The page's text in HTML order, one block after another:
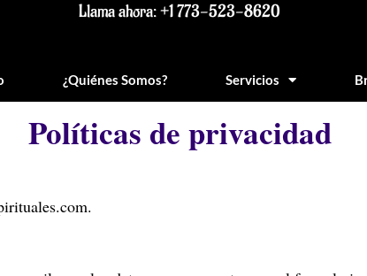
Llama ahora: +1 773-523-8620
¿Quiénes Somos? Servicios
Políticas de privacidad